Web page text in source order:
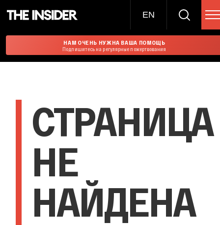
EN
НАМ ОЧЕНЬ НУЖНА ВАША ПОМОЩЬ
Подпишитесь на регулярные пожертвования
СТРАНИЦА
НЕ
НАЙДЕНА